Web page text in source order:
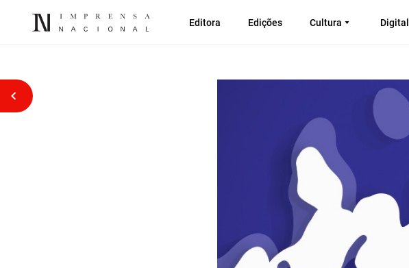
Editora Edições Cultura Digital
Voltar atrás